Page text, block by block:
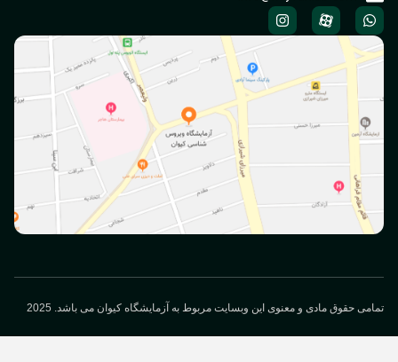
حقوق مادی و معنوی این وبسایت مربوط به آزمایشگاه کیوان می باشد. 2025